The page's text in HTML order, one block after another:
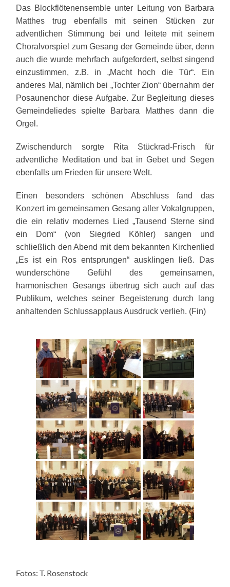
Das Blockflötenensemble unter Leitung von Barbara
Matthes trug ebenfalls mit seinen Stücken zur
adventlichen Stimmung bei und leitete mit seinem
Choralvorspiel zum Gesang der Gemeinde über, denn
auch die wurde mehrfach aufgefordert, selbst singend
einzustimmen, z.B. in „Macht hoch die Tür“. Ein
anderes Mal, nämlich bei „Tochter Zion“ übernahm der
Posaunenchor diese Aufgabe. Zur Begleitung dieses
Gemeindeliedes spielte Barbara Matthes dann die
Orgel.
Zwischendurch sorgte Rita Stückrad-Frisch für
adventliche Meditation und bat in Gebet und Segen
ebenfalls um Frieden für unsere Welt.
Einen besonders schönen Abschluss fand das
Konzert im gemeinsamen Gesang aller Vokalgruppen,
die ein relativ modernes Lied „Tausend Sterne sind
ein Dom“ (von Siegried Köhler) sangen und
schließlich den Abend mit dem bekannten Kirchenlied
„Es ist ein Ros entsprungen“ ausklingen ließ. Das
wunderschöne Gefühl des gemeinsamen,
harmonischen Gesangs übertrug sich auch auf das
Publikum, welches seiner Begeisterung durch lang
anhaltenden Schlussapplaus Ausdruck verlieh. (Fin)
Fotos: T. Rosenstock